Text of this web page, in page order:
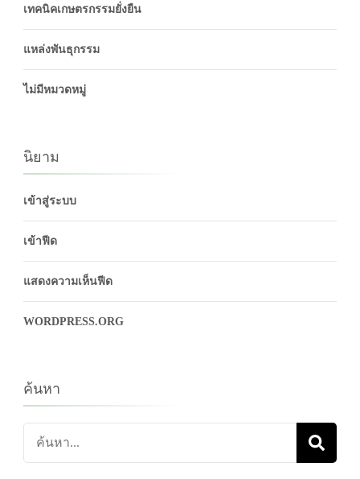
เทคนิคเกษตรกรรมยั่งยืน
แหล่งพันธุกรรม
ไม่มีหมวดหมู่
นิยาม
เข้าสู่ระบบ
เข้าฟีด
แสดงความเห็นฟีด
WORDPRESS.ORG
ค้นหา
ค้นหา
เกี่ยว